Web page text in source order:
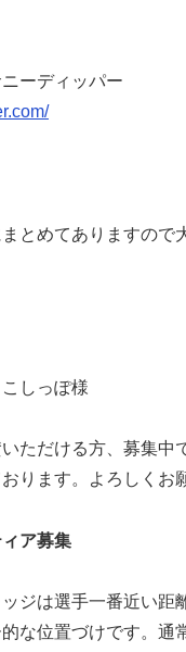
ーディッパー
とめてありますので
しっぽ様
ただける方、募集中
ります。よろしくお
ア募集
ッジは選手一番近い距
な位置づけです。通